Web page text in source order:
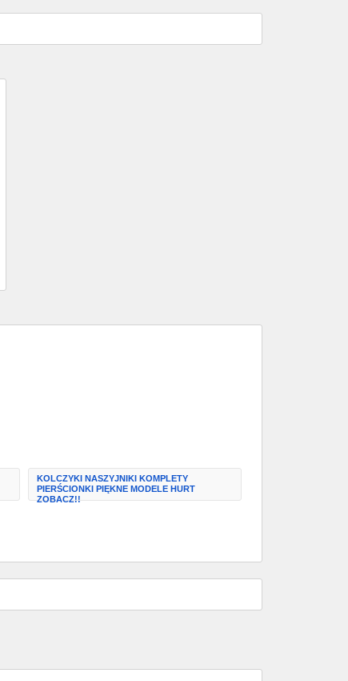
KOLCZYKI NASZYJNIKI KOMPLETY
PIERŚCIONKI PIĘKNE MODELE HURT
ZOBACZ!!